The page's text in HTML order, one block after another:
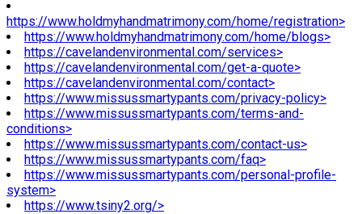
https://www.holdmyhandmatrimony.com/home/registration>
https://www.holdmyhandmatrimony.com/home/blogs>
https://cavelandenvironmental.com/services>
https://cavelandenvironmental.com/get-a-quote>
https://cavelandenvironmental.com/contact>
https://www.missussmartypants.com/privacy-policy>
https://www.missussmartypants.com/terms-and-
conditions>
https://www.missussmartypants.com/contact-us>
https://www.missussmartypants.com/faq>
https://www.missussmartypants.com/personal-profile-
system>
https://www.tsiny2.org/>